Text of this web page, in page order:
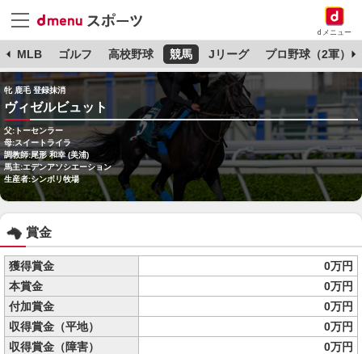
dメニュー
MLB ゴルフ 高校野球 競馬 Jリーグ プロ野球（2軍）
牝 鹿毛 登録抹消
ヴィゼルビュット
父:トーセンラー
母:スイートライラ
調教師:尾形 和幸 (美浦)
馬主:エデンアソシエーション
生産者:シンボリ牧場
賞金
獲得賞金
0万円
本賞金
0万円
付加賞金
0万円
収得賞金（平地）
0万円
収得賞金（障害）
0万円